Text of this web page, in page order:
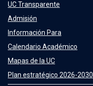
UC Transparente
Admisión
Información Para
Calendario Académico
Mapas de la UC
Plan estratégico 2026-2030